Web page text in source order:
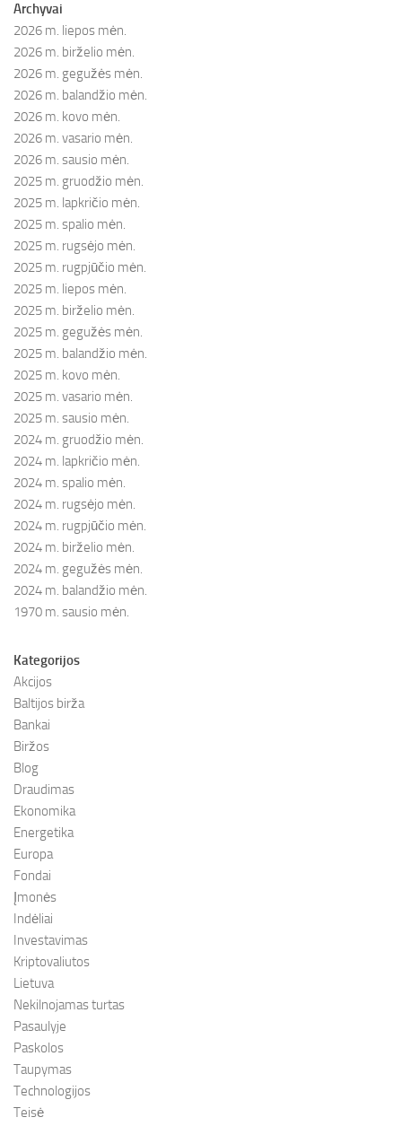
Archyvai
2026 m. liepos mėn.
2026 m. birželio mėn.
2026 m. gegužės mėn.
2026 m. balandžio mėn.
2026 m. kovo mėn.
2026 m. vasario mėn.
2026 m. sausio mėn.
2025 m. gruodžio mėn.
2025 m. lapkričio mėn.
2025 m. spalio mėn.
2025 m. rugsėjo mėn.
2025 m. rugpjūčio mėn.
2025 m. liepos mėn.
2025 m. birželio mėn.
2025 m. gegužės mėn.
2025 m. balandžio mėn.
2025 m. kovo mėn.
2025 m. vasario mėn.
2025 m. sausio mėn.
2024 m. gruodžio mėn.
2024 m. lapkričio mėn.
2024 m. spalio mėn.
2024 m. rugsėjo mėn.
2024 m. rugpjūčio mėn.
2024 m. birželio mėn.
2024 m. gegužės mėn.
2024 m. balandžio mėn.
1970 m. sausio mėn.
Kategorijos
Akcijos
Baltijos birža
Bankai
Biržos
Blog
Draudimas
Ekonomika
Energetika
Europa
Fondai
Įmonės
Indėliai
Investavimas
Kriptovaliutos
Lietuva
Nekilnojamas turtas
Pasaulyje
Paskolos
Taupymas
Technologijos
Teisė